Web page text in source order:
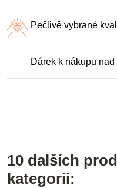
Pečlivě vybrané
Dárek k nákupu
10 dalších
kategorii: